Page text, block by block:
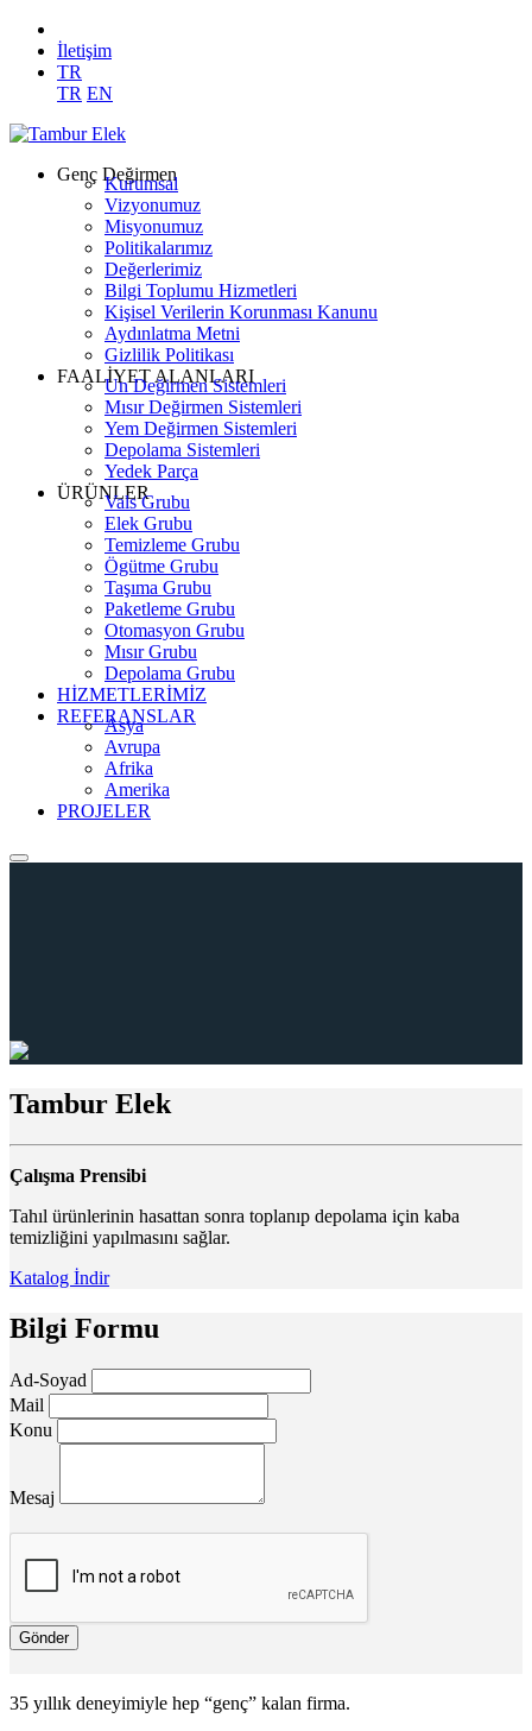
İletişim
TR
TR EN
Genç Değirmen
Kurumsal
Vizyonumuz
Misyonumuz
Politikalarımız
Değerlerimiz
Bilgi Toplumu Hizmetleri
Kişisel Verilerin Korunması Kanunu
Aydınlatma Metni
Gizlilik Politikası
FAALİYET ALANLARI
Un Değirmen Sistemleri
Mısır Değirmen Sistemleri
Yem Değirmen Sistemleri
Depolama Sistemleri
Yedek Parça
ÜRÜNLER
Vals Grubu
Elek Grubu
Temizleme Grubu
Ögütme Grubu
Taşıma Grubu
Paketleme Grubu
Otomasyon Grubu
Mısır Grubu
Depolama Grubu
HİZMETLERİMİZ
REFERANSLAR
Asya
Avrupa
Afrika
Amerika
PROJELER
Tambur Elek
Çalışma Prensibi
Tahıl ürünlerinin hasattan sonra toplanıp depolama için kaba
temizliğini yapılmasını sağlar.
Katalog İndir
Bilgi Formu
Ad-Soyad
Mail
Konu
Mesaj
Gönder
35 yıllık deneyimiyle hep “genç” kalan firma.